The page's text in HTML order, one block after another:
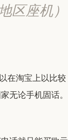
区座机）
在淘宝上以比较
无论手机固话。